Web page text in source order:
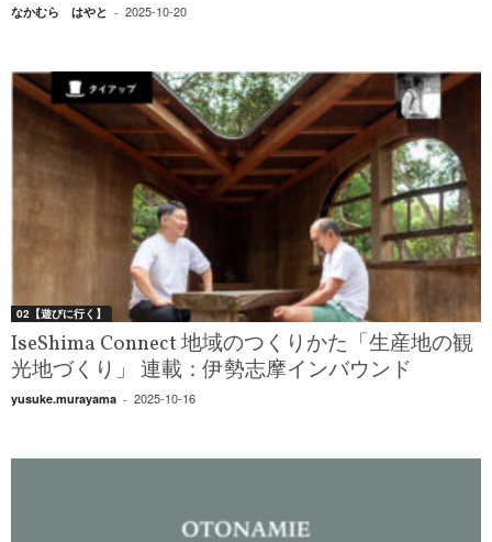
なかむら はやと - 2025-10-20
02【遊びに行く】
IseShima Connect 地域のつくりかた「生産地の観
光地づくり」 連載：伊勢志摩インバウンド
yusuke.murayama - 2025-10-16